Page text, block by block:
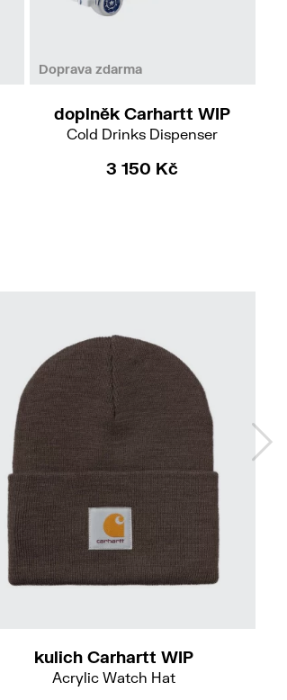
Doprava zdarma
doplněk Carhartt WIP
Cold Drinks Dispenser
3 150 Kč
kulich Carhartt WIP
Acrylic Watch Hat